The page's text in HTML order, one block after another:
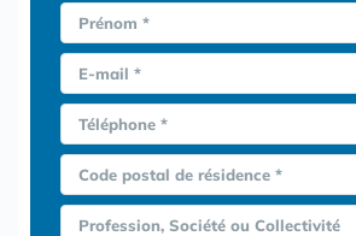
Prénom *
E-mail *
Téléphone *
Code postal de résidence *
Profession, Société ou Collectivité